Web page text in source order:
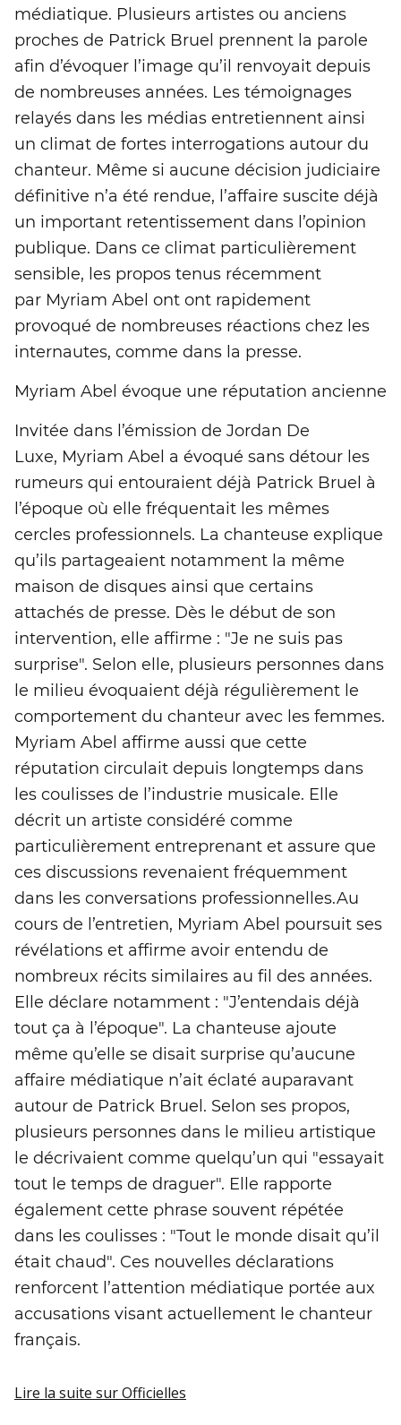
médiatique. Plusieurs artistes ou anciens
proches de Patrick Bruel prennent la parole
afin d’évoquer l’image qu’il renvoyait depuis
de nombreuses années. Les témoignages
relayés dans les médias entretiennent ainsi
un climat de fortes interrogations autour du
chanteur. Même si aucune décision judiciaire
définitive n’a été rendue, l’affaire suscite déjà
un important retentissement dans l’opinion
publique. Dans ce climat particulièrement
sensible, les propos tenus récemment
par Myriam Abel ont ont rapidement
provoqué de nombreuses réactions chez les
internautes, comme dans la presse.
Myriam Abel évoque une réputation ancienne
Invitée dans l’émission de Jordan De
Luxe, Myriam Abel a évoqué sans détour les
rumeurs qui entouraient déjà Patrick Bruel à
l’époque où elle fréquentait les mêmes
cercles professionnels. La chanteuse explique
qu’ils partageaient notamment la même
maison de disques ainsi que certains
attachés de presse. Dès le début de son
intervention, elle affirme : "Je ne suis pas
surprise". Selon elle, plusieurs personnes dans
le milieu évoquaient déjà régulièrement le
comportement du chanteur avec les femmes.
Myriam Abel affirme aussi que cette
réputation circulait depuis longtemps dans
les coulisses de l’industrie musicale. Elle
décrit un artiste considéré comme
particulièrement entreprenant et assure que
ces discussions revenaient fréquemment
dans les conversations professionnelles.Au
cours de l’entretien, Myriam Abel poursuit ses
révélations et affirme avoir entendu de
nombreux récits similaires au fil des années.
Elle déclare notamment : "J’entendais déjà
tout ça à l’époque". La chanteuse ajoute
même qu’elle se disait surprise qu’aucune
affaire médiatique n’ait éclaté auparavant
autour de Patrick Bruel. Selon ses propos,
plusieurs personnes dans le milieu artistique
le décrivaient comme quelqu’un qui "essayait
tout le temps de draguer". Elle rapporte
également cette phrase souvent répétée
dans les coulisses : "Tout le monde disait qu’il
était chaud". Ces nouvelles déclarations
renforcent l’attention médiatique portée aux
accusations visant actuellement le chanteur
français.
Lire la suite sur Officielles